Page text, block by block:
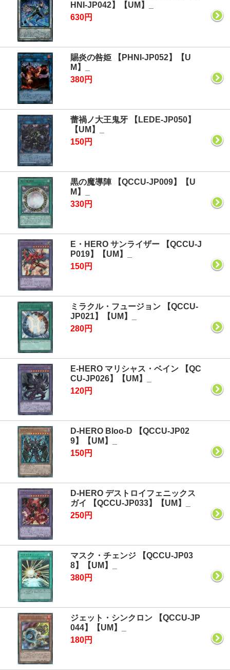
HNI-JP042】【UM】_
630円
賜炎の咎姫 【PHNI-JP052】【U
M】_
380円
蕾禍ノ大王鬼牙 【LEDE-JP050】
【UM】_
150円
黒の魔導陣 【QCCU-JP009】【U
M】_
330円
E・HERO サンライザー 【QCCU-J
P019】【UM】_
150円
ミラクル・フュージョン 【QCCU-
JP021】【UM】_
280円
E-HERO マリシャス・ベイン 【QC
CU-JP026】【UM】_
120円
D-HERO Bloo-D 【QCCU-JP02
9】【UM】_
150円
D-HERO デストロイフェニックス
ガイ 【QCCU-JP033】【UM】_
250円
マスク・チェンジ 【QCCU-JP03
8】【UM】_
380円
ジェット・シンクロン 【QCCU-JP
044】【UM】_
180円